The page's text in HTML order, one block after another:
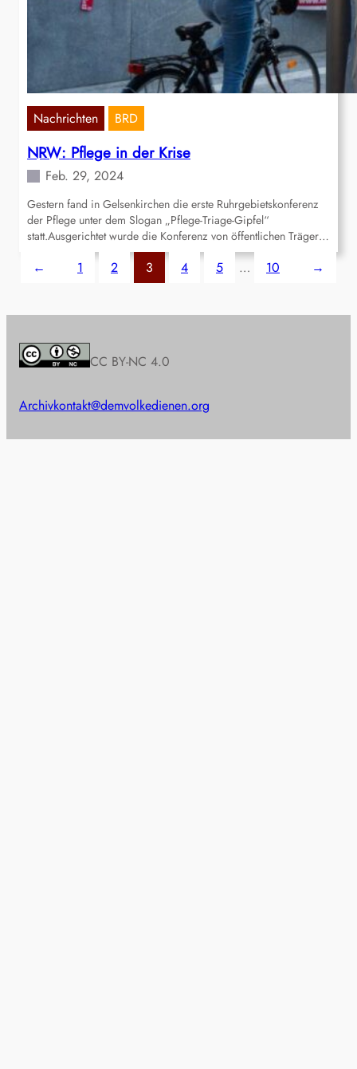
Nachrichten BRD
NRW: Pflege in der Krise
Feb. 29, 2024
Gestern fand in Gelsenkirchen die erste Ruhrgebietskonferenz
der Pflege unter dem Slogan „Pflege-Triage-Gipfel“
statt.Ausgerichtet wurde die Konferenz von öffentlichen Träger…
← 1 2 3 4 5 … 10 →
CC BY-NC 4.0
Archivkontakt@demvolkedienen.org